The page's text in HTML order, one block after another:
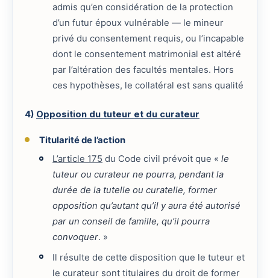
admis qu’en considération de la protection
d’un futur époux vulnérable — le mineur
privé du consentement requis, ou l’incapable
dont le consentement matrimonial est altéré
par l’altération des facultés mentales. Hors
ces hypothèses, le collatéral est sans qualité
4) Opposition du tuteur et du curateur
Titularité de l’action
L’article 175 du Code civil prévoit que «le
tuteur ou curateur ne pourra, pendant la
durée de la tutelle ou curatelle, former
opposition qu’autant qu’il y aura été autorisé
par un conseil de famille, qu’il pourra
convoquer. »
Il résulte de cette disposition que le tuteur et
le curateur sont titulaires du droit de former